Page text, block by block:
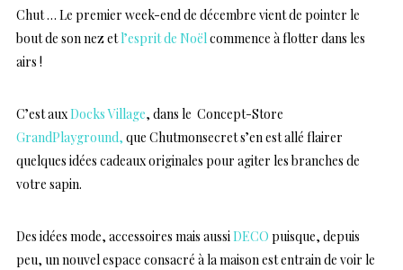
Chut … Le premier week-end de décembre vient de pointer le
bout de son nez etl’esprit de Noëlcommence à flotter dans les
airs !
C’est auxDocks Village, dans le Concept-Store
GrandPlayground, que Chutmonsecret s’en est allé flairer
quelques idées cadeaux originales pour agiter les branches de
votre sapin.
Des idées mode, accessoires mais aussiDECO puisque, depuis
peu, un nouvel espace consacré à la maison est entrain de voir le